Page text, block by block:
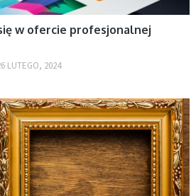
w ofercie profesjonalnej
LUTEGO, 2024